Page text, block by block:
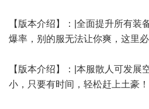
【版本介绍】：|全面提升所有装
爆率，别的服无法让你爽，这里
【版本介绍】：|本服散人可发展
小，只要有时间，轻松赶上土豪！